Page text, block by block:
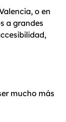
o en
a grandes
mucho más